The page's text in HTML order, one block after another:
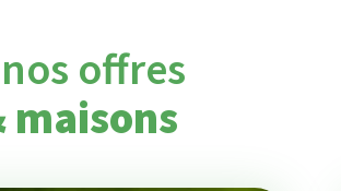
offres
maisons